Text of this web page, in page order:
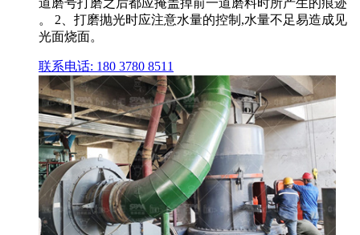
。 2、打磨抛光时应注意水量的控制,水量不足易造成见
光面烧面。
联系电话: 180 3780 8511